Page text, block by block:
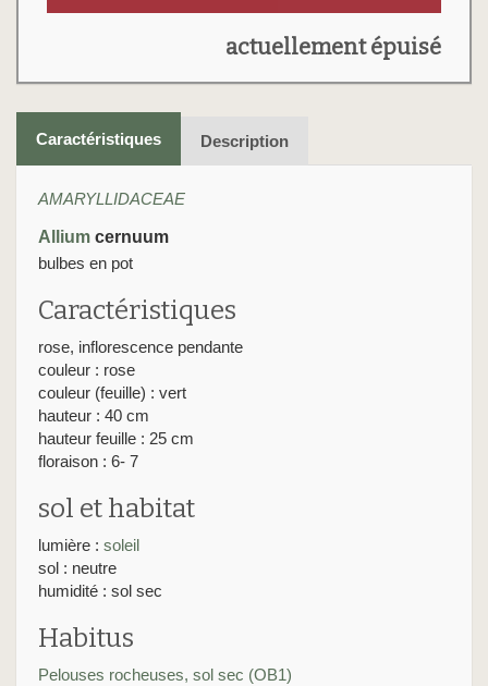
actuellement épuisé
Caractéristiques Description
AMARYLLIDACEAE
Allium cernuum
bulbes en pot
Caractéristiques
rose, inflorescence pendante
couleur : rose
couleur (feuille) : vert
hauteur : 40 cm
hauteur feuille : 25 cm
floraison : 6- 7
sol et habitat
lumière : soleil
sol : neutre
humidité : sol sec
Habitus
Pelouses rocheuses, sol sec (OB1)